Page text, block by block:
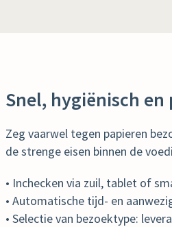
Snel, hygiënisch
Zeg vaarwel tegen papieren
de strenge eisen binnen de
• Inchecken via zuil, tablet of
• Automatische tijd- en
• Selectie van bezoektype: